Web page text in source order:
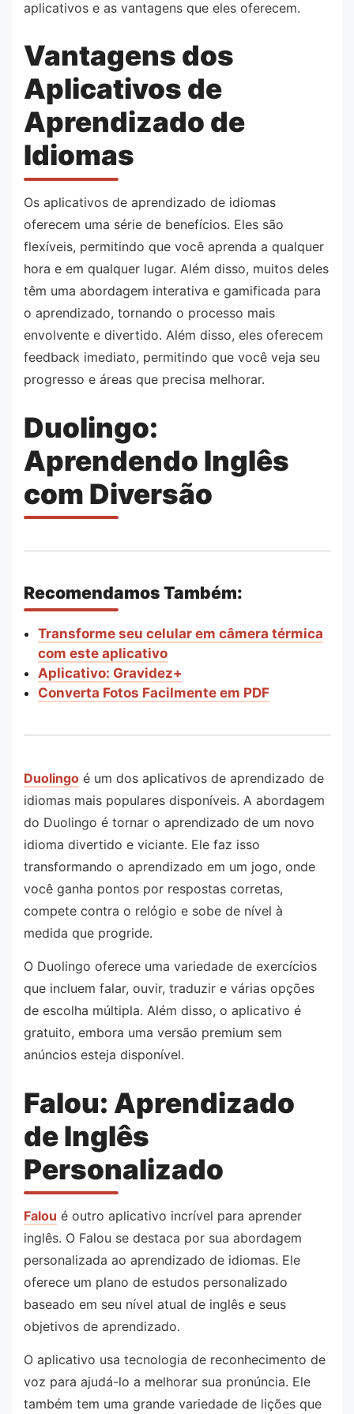
aplicativos e as vantagens que eles oferecem.
Vantagens dos
Aplicativos de
Aprendizado de
Idiomas
Os aplicativos de aprendizado de idiomas
oferecem uma série de benefícios. Eles são
flexíveis, permitindo que você aprenda a qualquer
hora e em qualquer lugar. Além disso, muitos deles
têm uma abordagem interativa e gamificada para
o aprendizado, tornando o processo mais
envolvente e divertido. Além disso, eles oferecem
feedback imediato, permitindo que você veja seu
progresso e áreas que precisa melhorar.
Duolingo:
Aprendendo Inglês
com Diversão
Recomendamos Também:
Transforme seu celular em câmera térmica
com este aplicativo
Aplicativo: Gravidez+
Converta Fotos Facilmente em PDF
Duolingo é um dos aplicativos de aprendizado de
idiomas mais populares disponíveis. A abordagem
do Duolingo é tornar o aprendizado de um novo
idioma divertido e viciante. Ele faz isso
transformando o aprendizado em um jogo, onde
você ganha pontos por respostas corretas,
compete contra o relógio e sobe de nível à
medida que progride.
O Duolingo oferece uma variedade de exercícios
que incluem falar, ouvir, traduzir e várias opções
de escolha múltipla. Além disso, o aplicativo é
gratuito, embora uma versão premium sem
anúncios esteja disponível.
Falou: Aprendizado
de Inglês
Personalizado
Falou é outro aplicativo incrível para aprender
inglês. O Falou se destaca por sua abordagem
personalizada ao aprendizado de idiomas. Ele
oferece um plano de estudos personalizado
baseado em seu nível atual de inglês e seus
objetivos de aprendizado.
O aplicativo usa tecnologia de reconhecimento de
voz para ajudá-lo a melhorar sua pronúncia. Ele
também tem uma grande variedade de lições que